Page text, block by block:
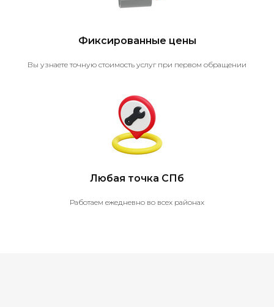
Фиксированные цены
Вы узнаете точную стоимость услуг при первом обращении
Любая точка СПб
Работаем ежедневно во всех районах